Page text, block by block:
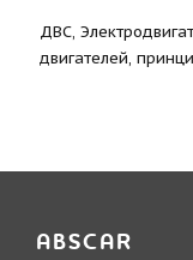
ДВС,
двигателей,
ABSCAR